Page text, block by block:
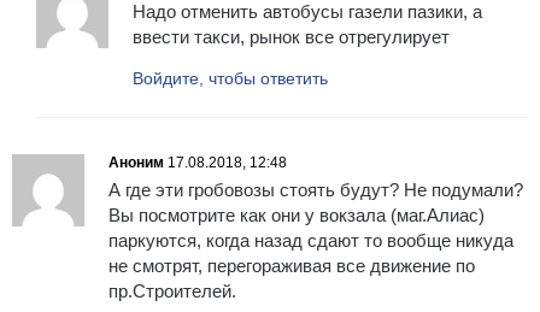
Надо отменить автобусы газели пазики, а
ввести такси, рынок все отрегулирует
Войдите, чтобы ответить
Аноним 17.08.2018, 12:48
А где эти гробовозы стоять будут? Не подумали?
Вы посмотрите как они у вокзала (маг.Алиас)
паркуются, когда назад сдают то вообще никуда
не смотрят, перегораживая все движение по
пр.Строителей.